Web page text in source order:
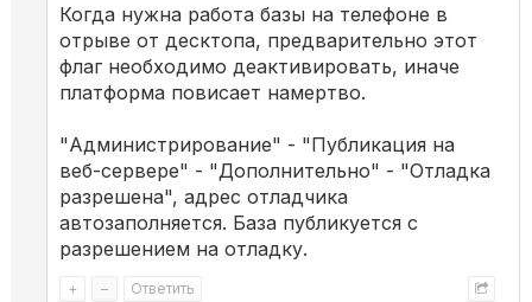
Когда нужна работа базы на телефоне в
отрыве от десктопа, предварительно этот
флаг необходимо деактивировать, иначе
платформа повисает намертво.
"Администрирование" - "Публикация на
веб-сервере" - "Дополнительно" - "Отладка
разрешена", адрес отладчика
автозаполняется. База публикуется с
разрешением на отладку.
+ – Ответить